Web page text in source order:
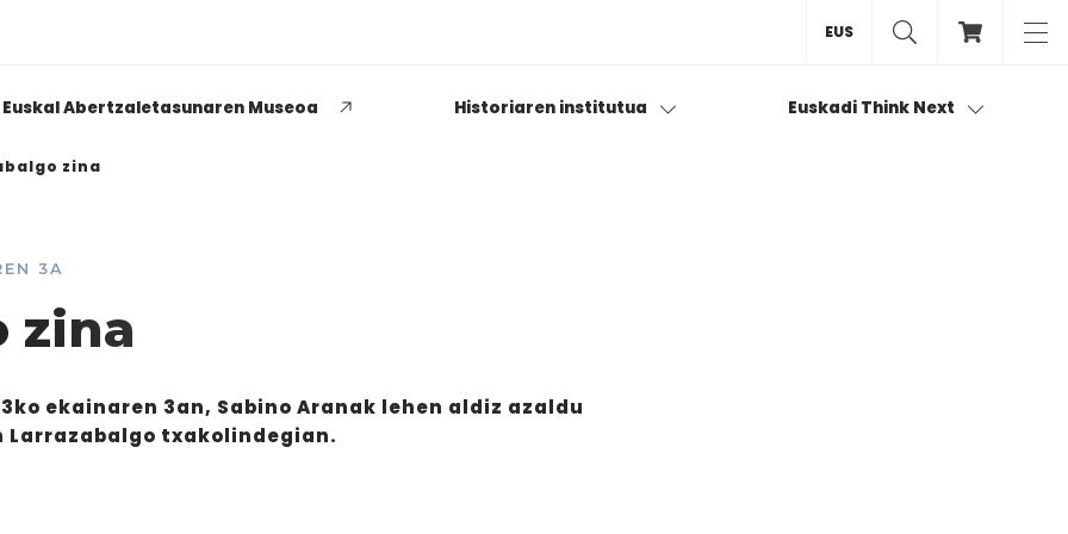
Euskal Abertzaletasunaren Museoa Historiaren institutua Euskadi Think Next
Zenbat buru, hainbat aburu
esanguraz
EUS
zina
3A
zina
ekainaren 3an, Sabino Aranak lehen aldiz azaldu
txakolindegian.